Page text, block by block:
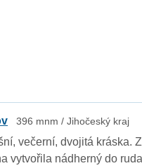
396 mnm / Jihočeský kraj
večerní, dvojitá kráska.
vytvořila nádherný do